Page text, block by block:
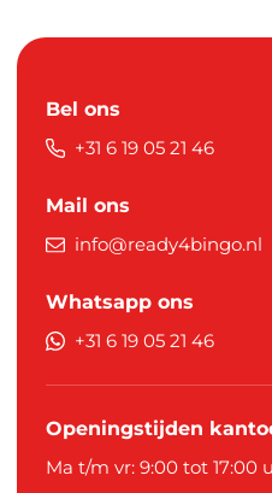
Bel ons
+31 6 19 05 21 46
Mail ons
info@ready4bingo.nl
Whatsapp ons
+31 6 19 05 21 46
Openingstijden
Ma t/m vr: 9:00 tot 17:00